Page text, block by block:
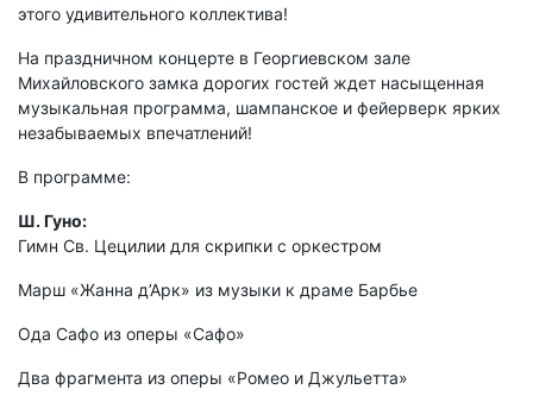
этого удивительного коллектива!
На праздничном концерте в Георгиевском зале
Михайловского замка дорогих гостей ждет насыщенная
музыкальная программа, шампанское и фейерверк ярких
незабываемых впечатлений!
В программе:
Ш. Гуно:
Гимн Св. Цецилии для скрипки с оркестром
Марш «Жанна д’Арк» из музыки к драме Барбье
Ода Сафо из оперы «Сафо»
Два фрагмента из оперы «Ромео и Джульетта»